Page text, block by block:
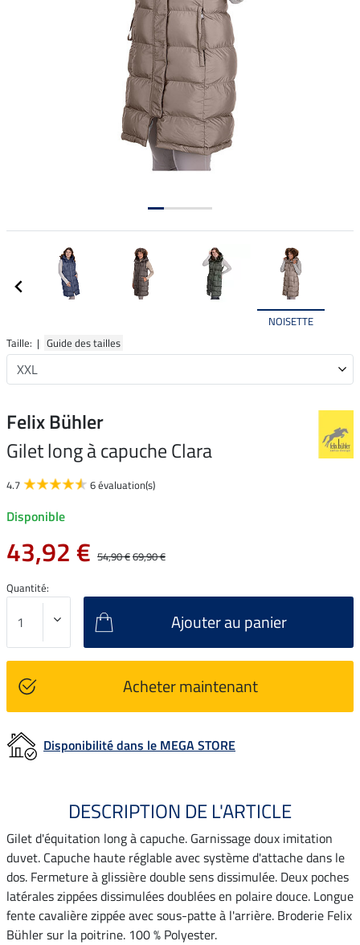
NOISETTE
Taille: | Guide des tailles
Felix Bühler
Gilet long à capuche Clara
4.7 6 évaluation(s)
Disponible
43,92 € 54,90 €69,90 €
Quantité:
Ajouter au panier
Acheter maintenant
Disponibilité dans le MEGA STORE
DESCRIPTION DE L'ARTICLE
Gilet d'équitation long à capuche. Garnissage doux imitation
duvet. Capuche haute réglable avec système d'attache dans le
dos. Fermeture à glissière double sens dissimulée. Deux poches
latérales zippées dissimulées doublées en polaire douce. Longue
fente cavalière zippée avec sous-patte à l'arrière. Broderie Felix
Bühler sur la poitrine. 100 % Polyester.